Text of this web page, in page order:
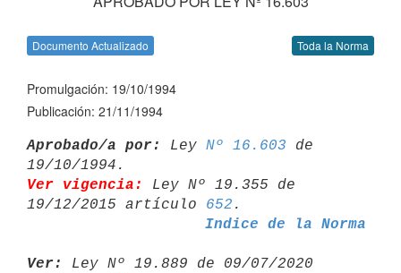
Documento Actualizado Toda la Norma
Promulgación: 19/10/1994
Publicación: 21/11/1994
Aprobado/a por: Ley Nº 16.603 de
Ver vigencia:
Ley Nº 19.355 de
19/12/2015 artículo 652
Indice de la Norma
Ver:
Ley Nº 19.889 de 09/07/2020